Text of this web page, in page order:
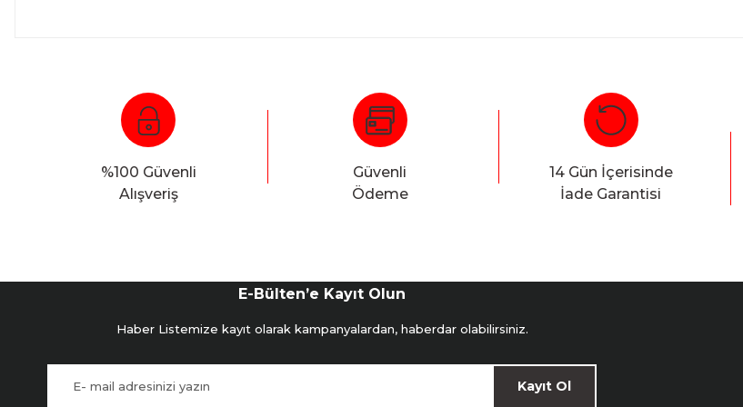
Bu ürüne ilk yorumu siz yapın!
Yorum Yaz
%100 Güvenli
Alışveriş
Güvenli
Ödeme
14 Gün İçerisinde
İade Garantisi
E-Bülten’e Kayıt Olun
Haber Listemize kayıt olarak kampanyalardan, haberdar olabilirsiniz.
Kayıt Ol